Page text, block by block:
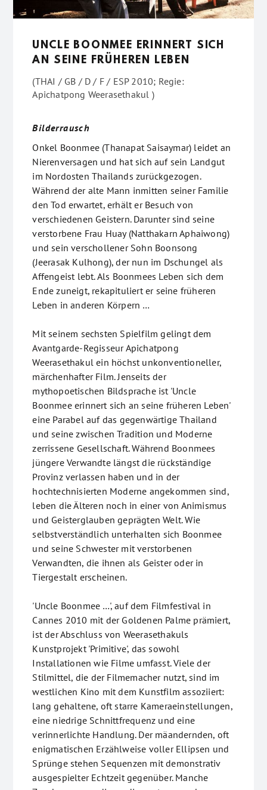
UNCLE BOONMEE ERINNERT SICH
AN SEINE FRÜHEREN LEBEN
(THAI / GB / D / F / ESP 2010; Regie:
Apichatpong Weerasethakul )
Bilderrausch
Onkel Boonmee (Thanapat Saisaymar) leidet an
Nierenversagen und hat sich auf sein Landgut
im Nordosten Thailands zurückgezogen.
Während der alte Mann inmitten seiner Familie
den Tod erwartet, erhält er Besuch von
verschiedenen Geistern. Darunter sind seine
verstorbene Frau Huay (Natthakarn Aphaiwong)
und sein verschollener Sohn Boonsong
(Jeerasak Kulhong), der nun im Dschungel als
Affengeist lebt. Als Boonmees Leben sich dem
Ende zuneigt, rekapituliert er seine früheren
Leben in anderen Körpern …
Mit seinem sechsten Spielfilm gelingt dem
Avantgarde-Regisseur Apichatpong
Weerasethakul ein höchst unkonventioneller,
märchenhafter Film. Jenseits der
mythopoetischen Bildsprache ist 'Uncle
Boonmee erinnert sich an seine früheren Leben'
eine Parabel auf das gegenwärtige Thailand
und seine zwischen Tradition und Moderne
zerrissene Gesellschaft. Während Boonmees
jüngere Verwandte längst die rückständige
Provinz verlassen haben und in der
hochtechnisierten Moderne angekommen sind,
leben die Älteren noch in einer von Animismus
und Geisterglauben geprägten Welt. Wie
selbstverständlich unterhalten sich Boonmee
und seine Schwester mit verstorbenen
Verwandten, die ihnen als Geister oder in
Tiergestalt erscheinen.
'Uncle Boonmee …', auf dem Filmfestival in
Cannes 2010 mit der Goldenen Palme prämiert,
ist der Abschluss von Weerasethakuls
Kunstprojekt 'Primitive', das sowohl
Installationen wie Filme umfasst. Viele der
Stilmittel, die der Filmemacher nutzt, sind im
westlichen Kino mit dem Kunstfilm assoziiert:
lang gehaltene, oft starre Kameraeinstellungen,
eine niedrige Schnittfrequenz und eine
verinnerlichte Handlung. Der mäandernden, oft
enigmatischen Erzählweise voller Ellipsen und
Sprünge stehen Sequenzen mit demonstrativ
ausgespielter Echtzeit gegenüber. Manche